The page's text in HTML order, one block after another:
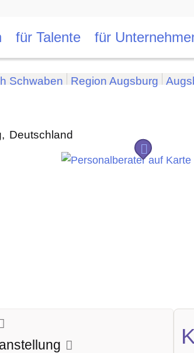
für Talente für
Schwaben Region Augsburg
Deutschland